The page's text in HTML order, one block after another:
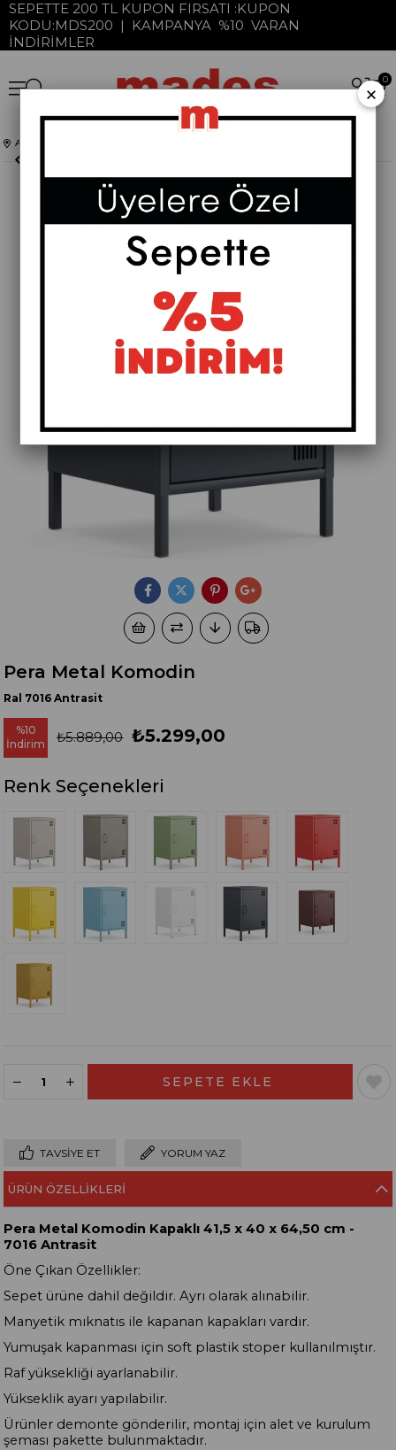
SEPETTE 200 TL KUPON FIRSATI :KUPON
KODU:MDS200 | KAMPANYA %10 VARAN
İNDİRİMLER
0
Anasayfa
Pera Metal Komodin
Ral 7016 Antrasit
%10
İndirim
₺5.889,00 ₺5.299,00
Renk Seçenekleri
TAVSIYE ET YORUM YAZ
ÜRÜN ÖZELLIKLERI
Pera Metal Komodin Kapaklı 41,5 x 40 x 64,50 cm -
7016 Antrasit
Öne Çıkan Özellikler:
Sepet ürüne dahil değildir. Ayrı olarak alınabilir.
Manyetik mıknatıs ile kapanan kapakları vardır.
Yumuşak kapanması için soft plastik stoper kullanılmıştır.
Raf yüksekliği ayarlanabilir.
Yükseklik ayarı yapılabilir.
Ürünler demonte gönderilir, montaj için alet ve kurulum
şeması pakette bulunmaktadır.
×